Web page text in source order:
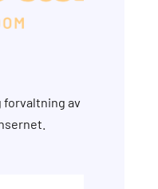
forvaltning av